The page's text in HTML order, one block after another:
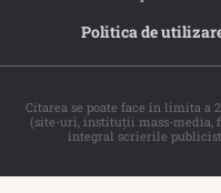
Politica de
Citarea se poate face în limita a
(site-uri, instituţii mass-media,
integral scrierile